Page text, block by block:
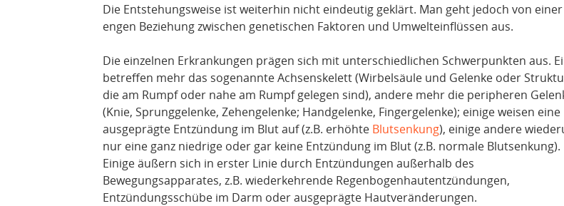
Die Entstehungsweise ist weiterhin nicht eindeutig geklärt. Man geht jedoch von einer
engen Beziehung zwischen genetischen Faktoren und Umwelteinflüssen aus.
Die einzelnen Erkrankungen prägen sich mit unterschiedlichen Schwerpunkten aus.
betreffen mehr das sogenannte Achsenskelett (Wirbelsäule und Gelenke oder
die am Rumpf oder nahe am Rumpf gelegen sind), andere mehr die peripheren
(Knie, Sprunggelenke, Zehengelenke; Handgelenke, Fingergelenke); einige weisen eine
ausgeprägte Entzündung im Blut auf (z.B. erhöhte Blutsenkung), einige andere
nur eine ganz niedrige oder gar keine Entzündung im Blut (z.B. normale Blutsenkung).
Einige äußern sich in erster Linie durch Entzündungen außerhalb des
Bewegungsapparates, z.B. wiederkehrende Regenbogenhautentzündungen,
Entzündungsschübe im Darm oder ausgeprägte Hautveränderungen.